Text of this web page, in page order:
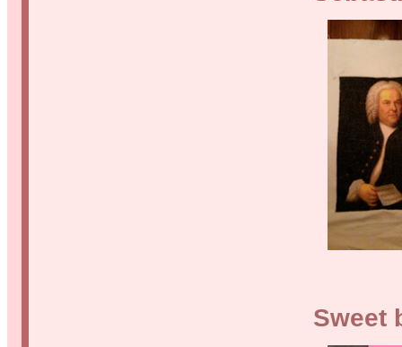
Sweet